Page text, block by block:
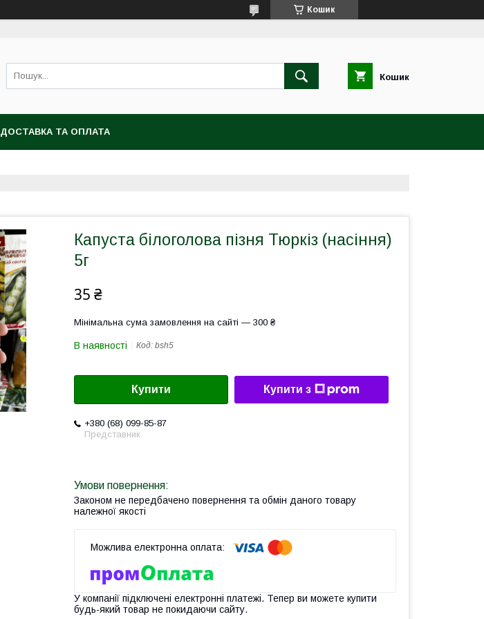
Кошик
Кошик
ДОСТАВКА ТА ОПЛАТА
Капуста білоголова пізня Тюркіз (насіння)
5г
35 ₴
Мінімальна сума замовлення на сайті — 300 ₴
В наявності Код: bsh5
Купити Купити з
+380 (68) 099-85-87
Представник
Законом не передбачено повернення та обмін даного товару
належної якості
У компанії підключені електронні платежі. Тепер ви можете купити
будь-який товар не покидаючи сайту.